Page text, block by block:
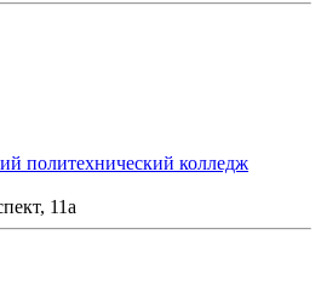
политехнический колледж
11а